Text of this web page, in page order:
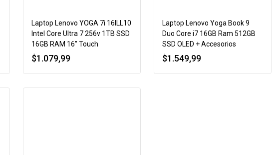
Laptop Lenovo YOGA 7i 16ILL10
Intel Core Ultra 7 256v 1TB SSD
16GB RAM 16″ Touch
$1.079,99
Laptop Lenovo Yoga Book 9
Duo Core i7 16GB Ram 512GB
SSD OLED + Accesorios
$1.549,99